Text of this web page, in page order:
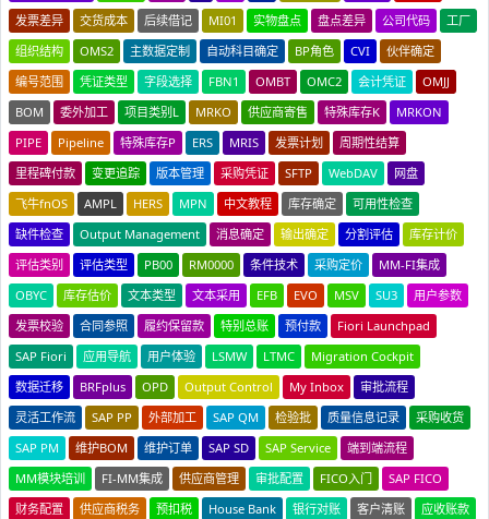
发票差异
交货成本 后续借记 MI01 实物盘点 盘点差异 公司代码
工厂
组织结构
OMS2 主数据定制 自动科目确定 BP角色 CVI
伙伴确定
编号范围
凭证类型 字段选择 FBN1 OMBT OMC2 会计凭证
OMJJ
BOM
委外加工 项目类别L MRKO 供应商寄售 特殊库存K
MRKON
PIPE
Pipeline 特殊库存P ERS MRIS 发票计划
周期性结算
里程碑付款
变更追踪 版本管理 采购凭证 SFTP WebDAV
网盘
飞牛fnOS
AMPL HERS MPN 中文教程 库存确定
可用性检查
缺件检查
Output Management 消息确定 输出确定 分割评估
库存计价
评估类别
评估类型 PB00 RM0000 条件技术 采购定价
MM-FI集成
OBYC
库存估价 文本类型 文本采用 EFB EVO MSV SU3
用户参数
发票校验
合同参照 履约保留款 特别总账 预付款
Fiori Launchpad
SAP Fiori
应用导航 用户体验 LSMW LTMC
Migration Cockpit
数据迁移
BRFplus OPD Output Control My Inbox
审批流程
灵活工作流
SAP PP 外部加工 SAP QM 检验批 质量信息记录
采购收货
SAP PM
维护BOM 维护订单 SAP SD SAP Service
端到端流程
MM模块培训
FI-MM集成 供应商管理 审批配置 FICO入门
SAP FICO
财务配置
供应商税务 预扣税 House Bank 银行对账 客户清账
应收账款